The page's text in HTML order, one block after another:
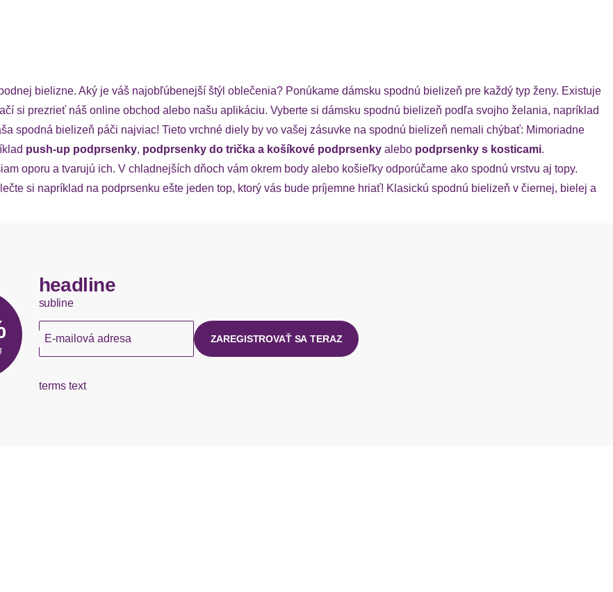
bielizne. Aký je váš najobľúbenejší štýl oblečenia? Ponúkame dámsku spodnú bielizeň pre každý typ ženy. Existuje
si prezrieť náš online obchod alebo našu aplikáciu. Vyberte si dámsku spodnú bielizeň podľa svojho želania, napríklad
spodná bielizeň páči najviac! Tieto vrchné diely by vo vašej zásuvke na spodnú bielizeň nemali chýbať: Mimoriadne
push-up podprsenky, podprsenky do trička a košíkové podprsenky alebo podprsenky s kosticami.
oporu a tvarujú ich. V chladnejších dňoch vám okrem body alebo košieľky odporúčame ako spodnú vrstvu aj topy.
si napríklad na podprsenku ešte jeden top, ktorý vás bude príjemne hriať! Klasickú spodnú bielizeň v čiernej, bielej a
headline
subline
E-mailová adresa ZAREGISTROVAŤ SA TERAZ
terms text